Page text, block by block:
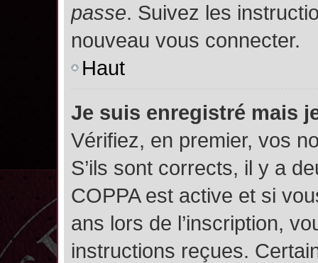
passe. Suivez les
nouveau vous connecter.
Haut
Je suis enregistré mais
Vérifiez, en premier, vos
S’ils sont corrects, il y a
COPPA est active et si
ans lors de l’inscription,
instructions reçues.